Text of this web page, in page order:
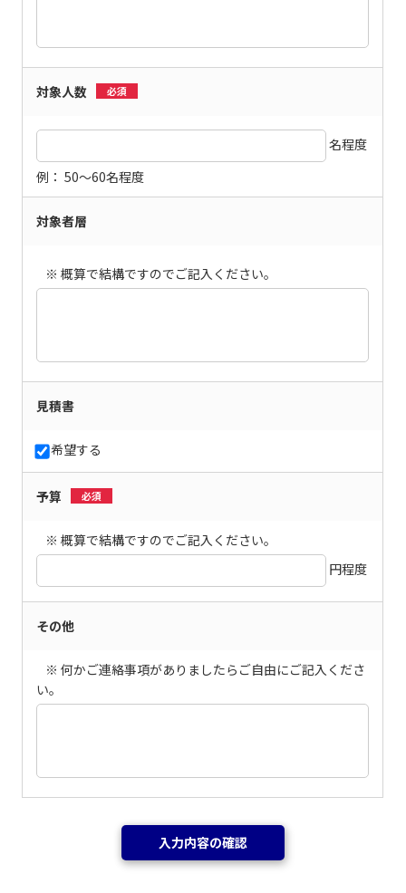
対象人数 必須
名程度
例： 50～60名程度
対象者層
※ 概算で結構ですのでご記入ください。
見積書
希望する
予算 必須
※ 概算で結構ですのでご記入ください。
円程度
その他
※ 何かご連絡事項がありましたらご自由にご記入くださ
い。
入力内容の確認